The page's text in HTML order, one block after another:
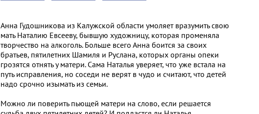
Анна Гудошникова из Калужской области умоляет вразумить свою
мать Наталию Евсееву, бывшую художницу, которая променяла
творчество на алкоголь. Больше всего Анна боится за своих
братьев, пятилетних Шамиля и Руслана, которых органы опеки
грозятся отнять у матери. Сама Наталья уверяет, что уже встала на
путь исправления, но соседи не верят в чудо и считают, что детей
надо срочно изымать из семьи.
Можно ли поверить пьющей матери на слово, если решается